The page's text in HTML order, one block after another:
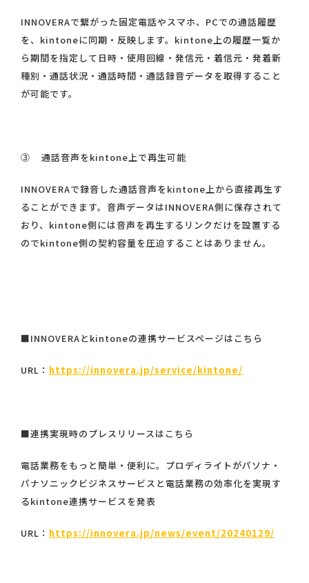
INNOVERAで繋がった固定電話やスマホ、PCでの通話履歴
を、kintoneに同期・反映します。kintone上の履歴一覧か
ら期間を指定して日時・使用回線・発信元・着信元・発着新
種別・通話状況・通話時間・通話録音データを取得すること
が可能です。
③ 通話音声をkintone上で再生可能
INNOVERAで録音した通話音声をkintone上から直接再生す
ることができます。音声データはINNOVERA側に保存されて
おり、kintone側には音声を再生するリンクだけを設置する
のでkintone側の契約容量を圧迫することはありません。​
■INNOVERAとkintoneの連携サービスページはこちら
URL： https://innovera.jp/service/kintone/
■連携実現時のプレスリリースはこちら
電話業務をもっと簡単・便利に。プロディライトがパソナ・
パナソニックビジネスサービスと電話業務の効率化を実現す
るkintone連携サービスを発表
URL： https://innovera.jp/news/event/20240129/